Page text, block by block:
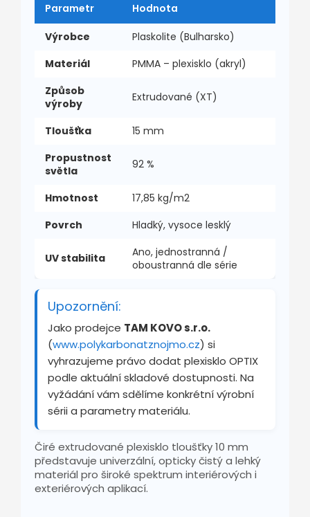
Parametr Hodnota
Výrobce
Plaskolite (Bulharsko)
Materiál
PMMA – plexisklo (akryl)
Způsob
výroby
Extrudované (XT)
Tloušťka
15 mm
Propustnost
světla
92 %
Hmotnost
17,85 kg/m2
Povrch
Hladký, vysoce lesklý
UV stabilita
Ano, jednostranná /
oboustranná dle série
Upozornění:
Jako prodejce TAM KOVO s.r.o.
(www.polykarbonatznojmo.cz) si
vyhrazujeme právo dodat plexisklo OPTIX
podle aktuální skladové dostupnosti. Na
vyžádání vám sdělíme konkrétní výrobní
sérii a parametry materiálu.
Čiré extrudované plexisklo tloušťky 10 mm
představuje univerzální, opticky čistý a lehký
materiál pro široké spektrum interiérových i
exteriérových aplikací.